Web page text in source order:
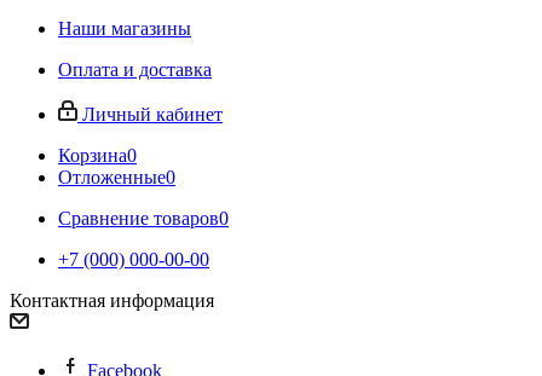
Наши магазины
Оплата и доставка
Личный кабинет
Корзина0
Отложенные0
Сравнение товаров0
+7 (000) 000-00-00
Контактная информация
Facebook